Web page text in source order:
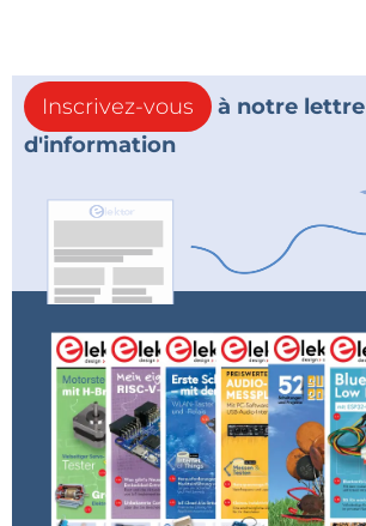
Inscrivez-vous
à notre lettre
d'information